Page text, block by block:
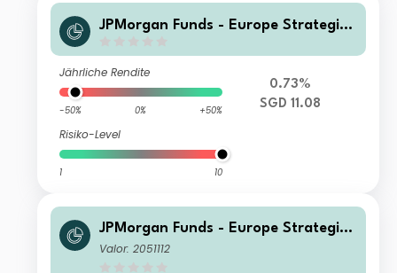
JPMorgan Funds - Europe Strategic
Jährliche Rendite
-50% 0% +50%
Risiko-Level
1 10
0.73%
SGD 11.08
JPMorgan Funds - Europe Strategic
Value Fund A (acc) EUR
Valor: 2051112